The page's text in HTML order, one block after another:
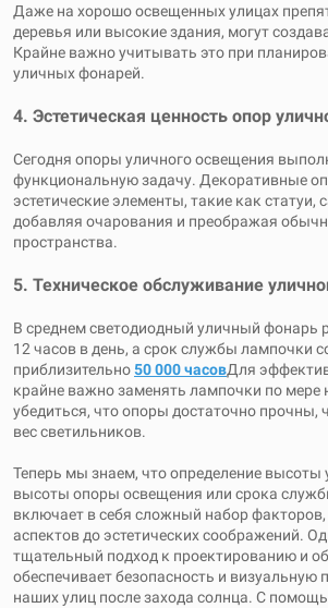
Даже на хорошо освещенных улицах
деревья или высокие здания, могут
Крайне важно учитывать это при
уличных фонарей.
4. Эстетическая ценность опор
Сегодня опоры уличного освещения
функциональную задачу. Декоративные
эстетические элементы, такие как статуи,
добавляя очарования и преображая
пространства.
5. Техническое обслуживание
В среднем светодиодный уличный фонарь
12 часов в день, а срок службы лампочки
приблизительно50 000 часовДля
крайне важно заменять лампочки по мере
убедиться, что опоры достаточно
вес светильников.
Теперь мы знаем, что определение высоты
высоты опоры освещения или срока
включает в себя сложный набор факторов,
аспектов до эстетических соображений.
тщательный подход к проектированию и
обеспечивает безопасность и визуальную
наших улиц после захода солнца. С